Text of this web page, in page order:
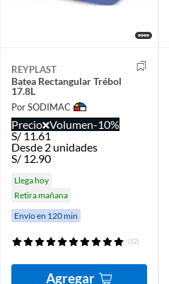
REYPLAST
Batea Rectangular Trébol
17.8L
Por SODIMAC
Precio Volumen-10%
S/11.61
Desde 2 unidades
S/ 12.90
Llega hoy
Retira mañana
Envío en 120 min
(12)
Agregar